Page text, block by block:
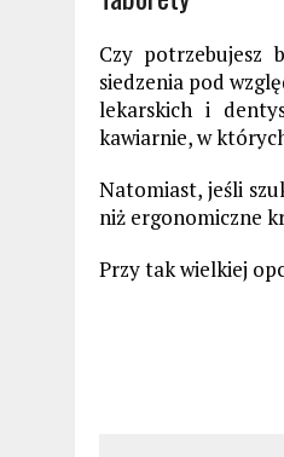
Czy potrzebujesz
siedzenia pod
lekarskich i
kawiarnie, w
Natomiast, jeśli
niż ergonomiczne
Przy tak wielkiej